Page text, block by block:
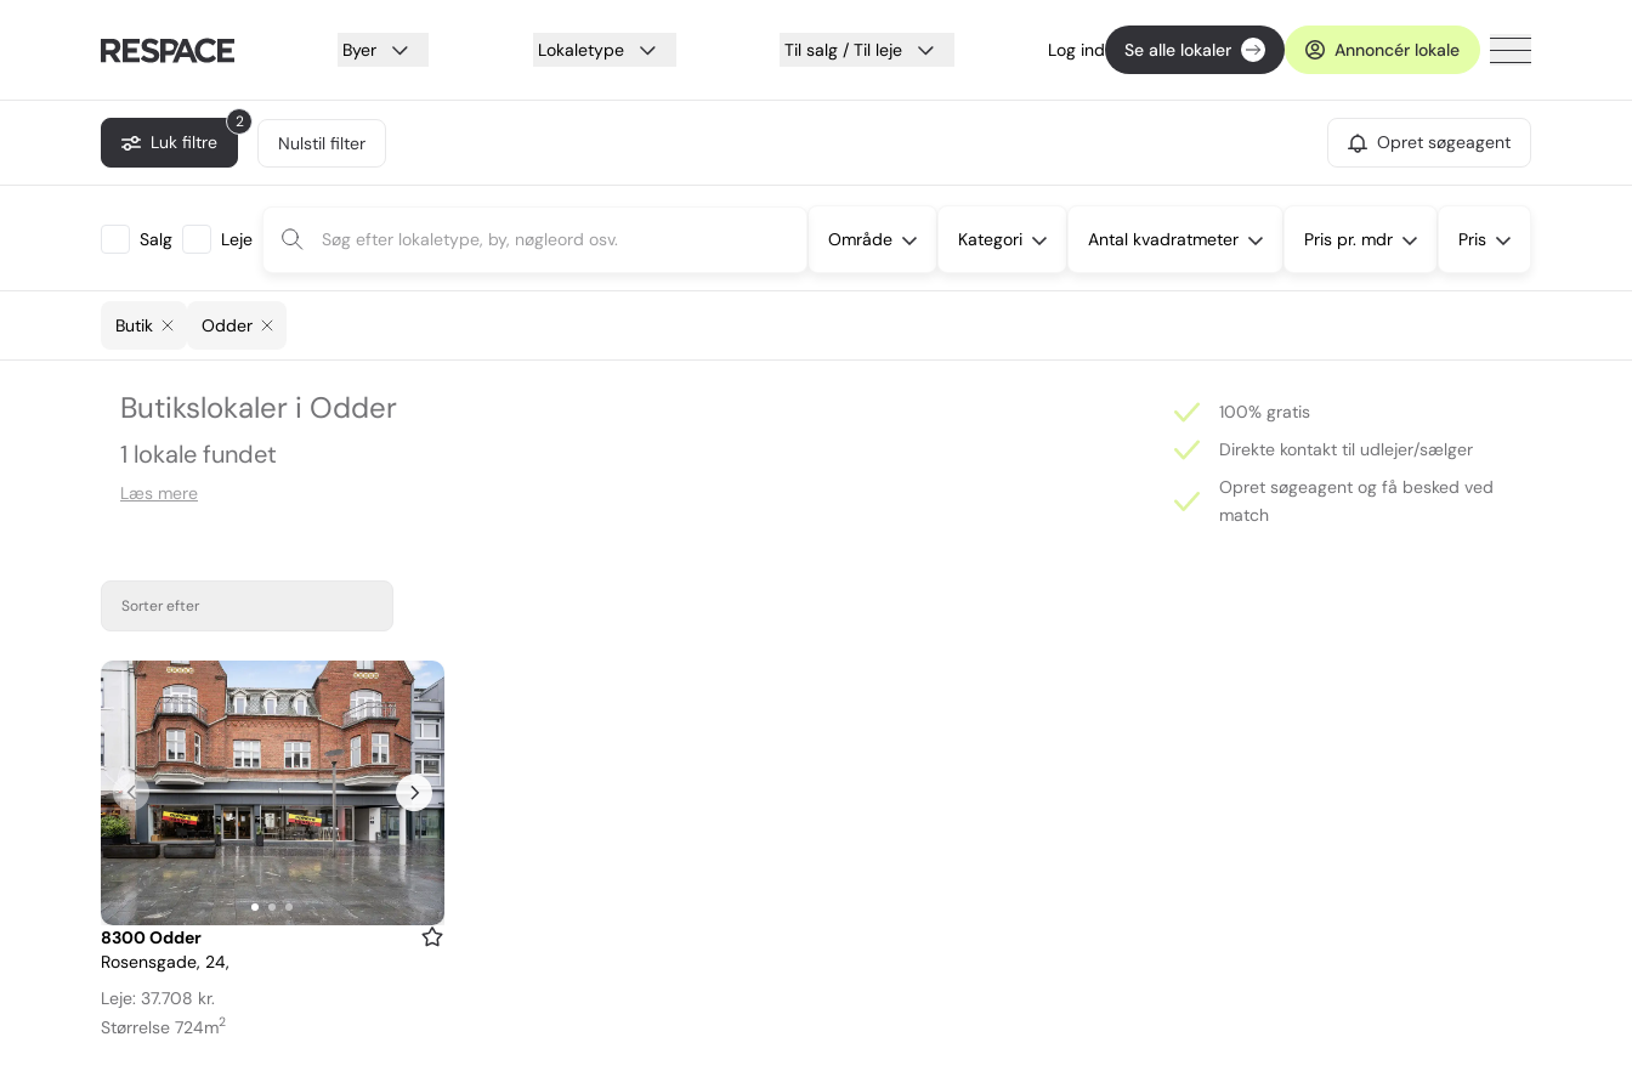
Byer Lokaletype Til salg / Til leje Log ind Se alle lokaler Annoncér lokale
2
Luk filtre Nulstil filter Opret søgeagent
Salg Leje Område Kategori Antal kvadratmeter Pris pr. mdr Pris
Butik Odder
Butikslokaler i Odder
1 lokale fundet
Læs mere
100% gratis
Direkte kontakt til udlejer/sælger
Opret søgeagent og få besked ved
match
Sorter efter
Item
1
of
3
8300 Odder
Rosensgade, 24,
Leje: 37.708 kr.
Størrelse 724m2